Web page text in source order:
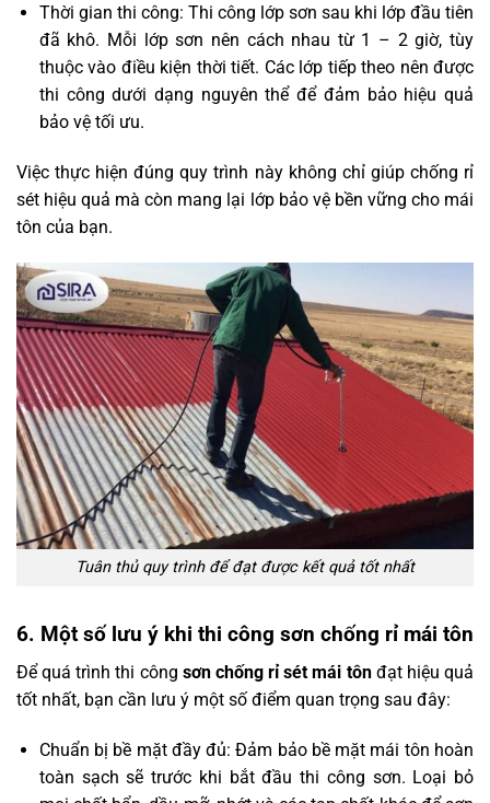
Thời gian thi công: Thi công lớp sơn sau khi lớp đầu tiên
đã khô. Mỗi lớp sơn nên cách nhau từ 1 – 2 giờ, tùy
thuộc vào điều kiện thời tiết. Các lớp tiếp theo nên được
thi công dưới dạng nguyên thể để đảm bảo hiệu quả
bảo vệ tối ưu.
Việc thực hiện đúng quy trình này không chỉ giúp chống rỉ
sét hiệu quả mà còn mang lại lớp bảo vệ bền vững cho mái
tôn của bạn.
Tuân thủ quy trình để đạt được kết quả tốt nhất
6. Một số lưu ý khi thi công sơn chống rỉ mái tôn
Để quá trình thi công sơn chống rỉ sét mái tônđạt hiệu quả
tốt nhất, bạn cần lưu ý một số điểm quan trọng sau đây:
Chuẩn bị bề mặt đầy đủ: Đảm bảo bề mặt mái tôn hoàn
toàn sạch sẽ trước khi bắt đầu thi công sơn. Loại bỏ